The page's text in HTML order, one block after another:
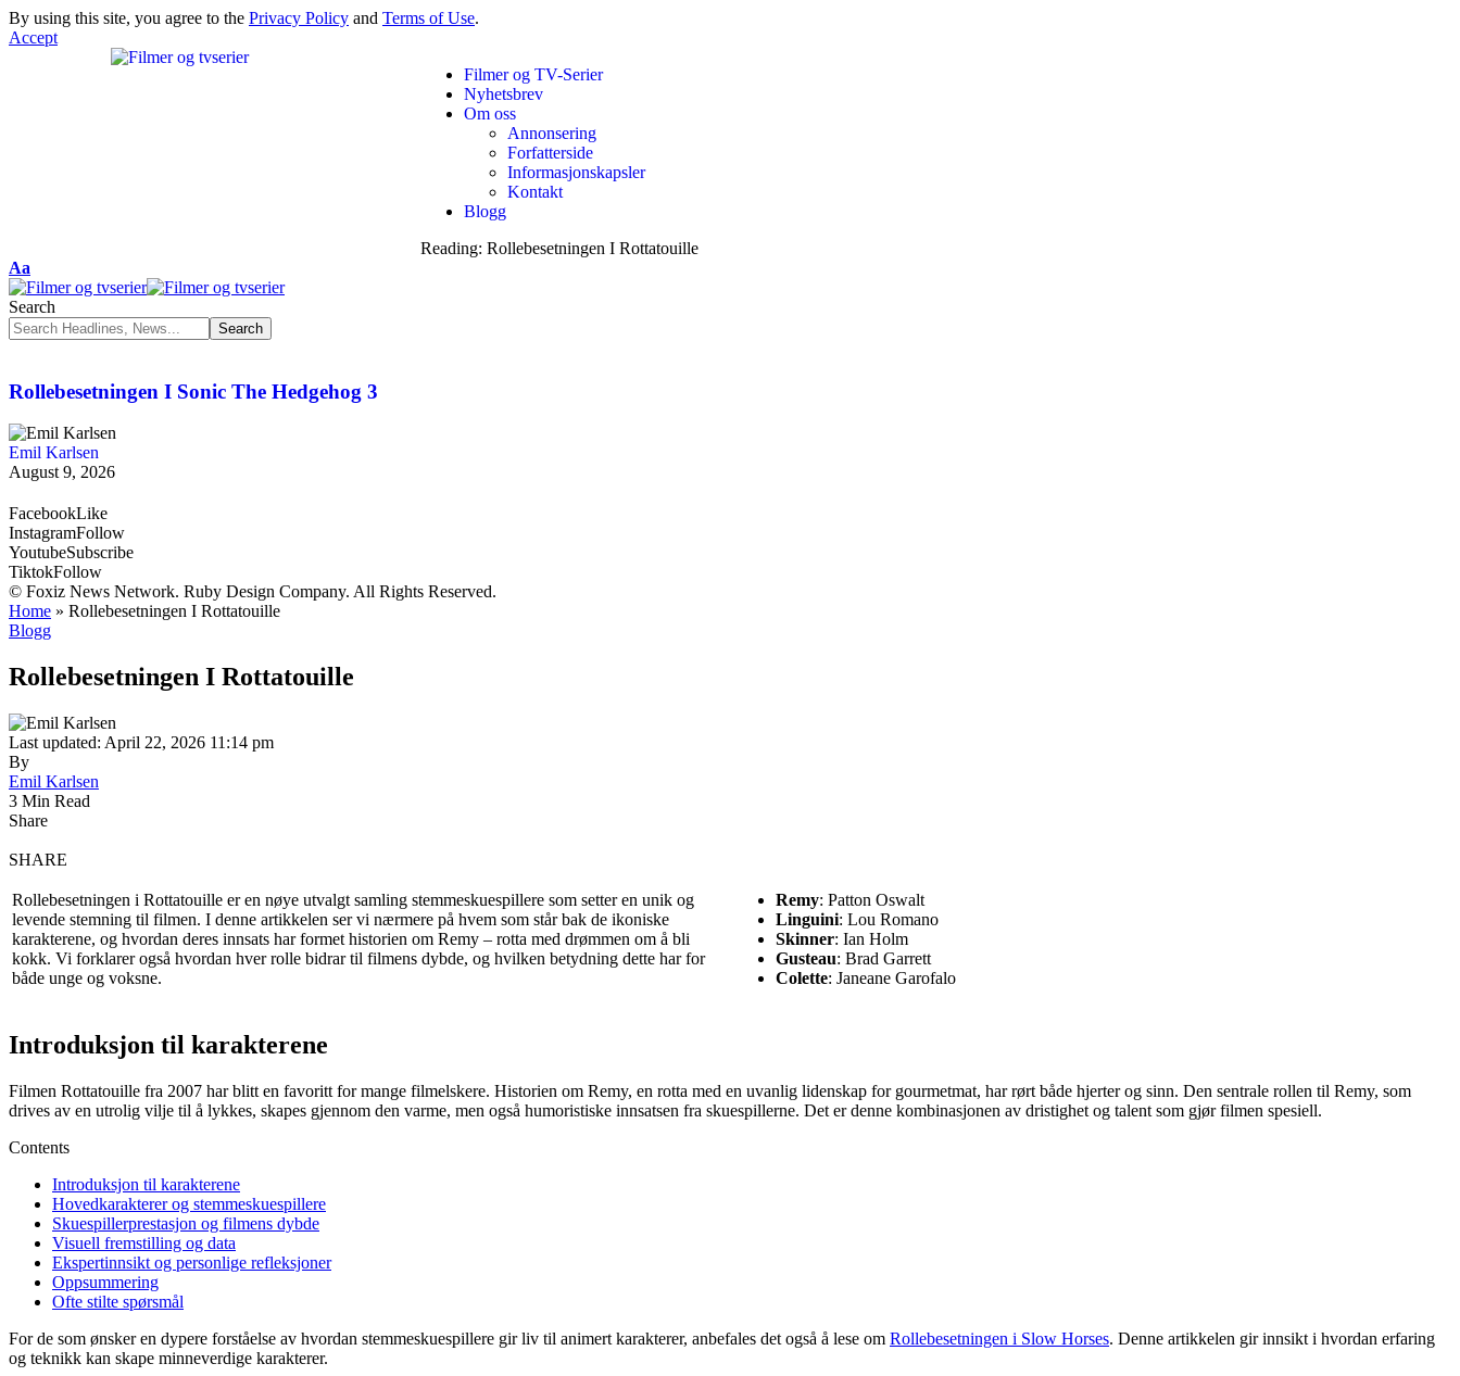
By using this site, you agree to the Privacy Policy and Terms of Use.
Accept
Filmer og TV-Serier
Nyhetsbrev
Om oss
Annonsering
Forfatterside
Informasjonskapsler
Kontakt
Blogg
Reading: Rollebesetningen I Rottatouille
Aa
Search
Rollebesetningen I Sonic The Hedgehog 3
Emil Karlsen
August 9, 2026
FacebookLike
InstagramFollow
YoutubeSubscribe
TiktokFollow
© Foxiz News Network. Ruby Design Company. All Rights Reserved.
Home » Rollebesetningen I Rottatouille
Blogg
Rollebesetningen I Rottatouille
Last updated: April 22, 2026 11:14 pm
By
Emil Karlsen
3 Min Read
Share
SHARE
Rollebesetningen i Rottatouille er en nøye utvalgt samling stemmeskuespillere som setter en unik og
levende stemning til filmen. I denne artikkelen ser vi nærmere på hvem som står bak de ikoniske
karakterene, og hvordan deres innsats har formet historien om Remy – rotta med drømmen om å bli
kokk. Vi forklarer også hvordan hver rolle bidrar til filmens dybde, og hvilken betydning dette har for
både unge og voksne.
Remy: Patton Oswalt
Linguini: Lou Romano
Skinner: Ian Holm
Gusteau: Brad Garrett
Colette: Janeane Garofalo
Introduksjon til karakterene
Filmen Rottatouille fra 2007 har blitt en favoritt for mange filmelskere. Historien om Remy, en rotta med en uvanlig lidenskap for gourmetmat, har rørt både hjerter og sinn. Den sentrale rollen til Remy, som
drives av en utrolig vilje til å lykkes, skapes gjennom den varme, men også humoristiske innsatsen fra skuespillerne. Det er denne kombinasjonen av dristighet og talent som gjør filmen spesiell.
Contents
Introduksjon til karakterene
Hovedkarakterer og stemmeskuespillere
Skuespillerprestasjon og filmens dybde
Visuell fremstilling og data
Ekspertinnsikt og personlige refleksjoner
Oppsummering
Ofte stilte spørsmål
For de som ønsker en dypere forståelse av hvordan stemmeskuespillere gir liv til animert karakterer, anbefales det også å lese om Rollebesetningen i Slow Horses. Denne artikkelen gir innsikt i hvordan erfaring
og teknikk kan skape minneverdige karakterer.